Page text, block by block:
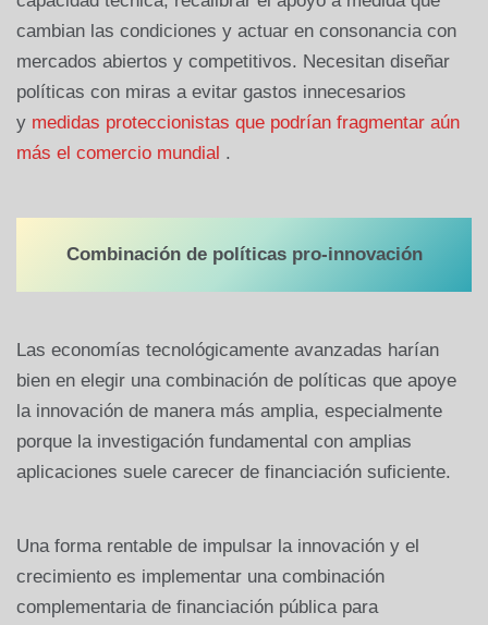
cambian las condiciones y actuar en consonancia con
mercados abiertos y competitivos. Necesitan diseñar
políticas con miras a evitar gastos innecesarios
y medidas proteccionistas que podrían fragmentar aún
más el comercio mundial .
Combinación de políticas pro-innovación
Las economías tecnológicamente avanzadas harían
bien en elegir una combinación de políticas que apoye
la innovación de manera más amplia, especialmente
porque la investigación fundamental con amplias
aplicaciones suele carecer de financiación suficiente.
Una forma rentable de impulsar la innovación y el
crecimiento es implementar una combinación
complementaria de financiación pública para